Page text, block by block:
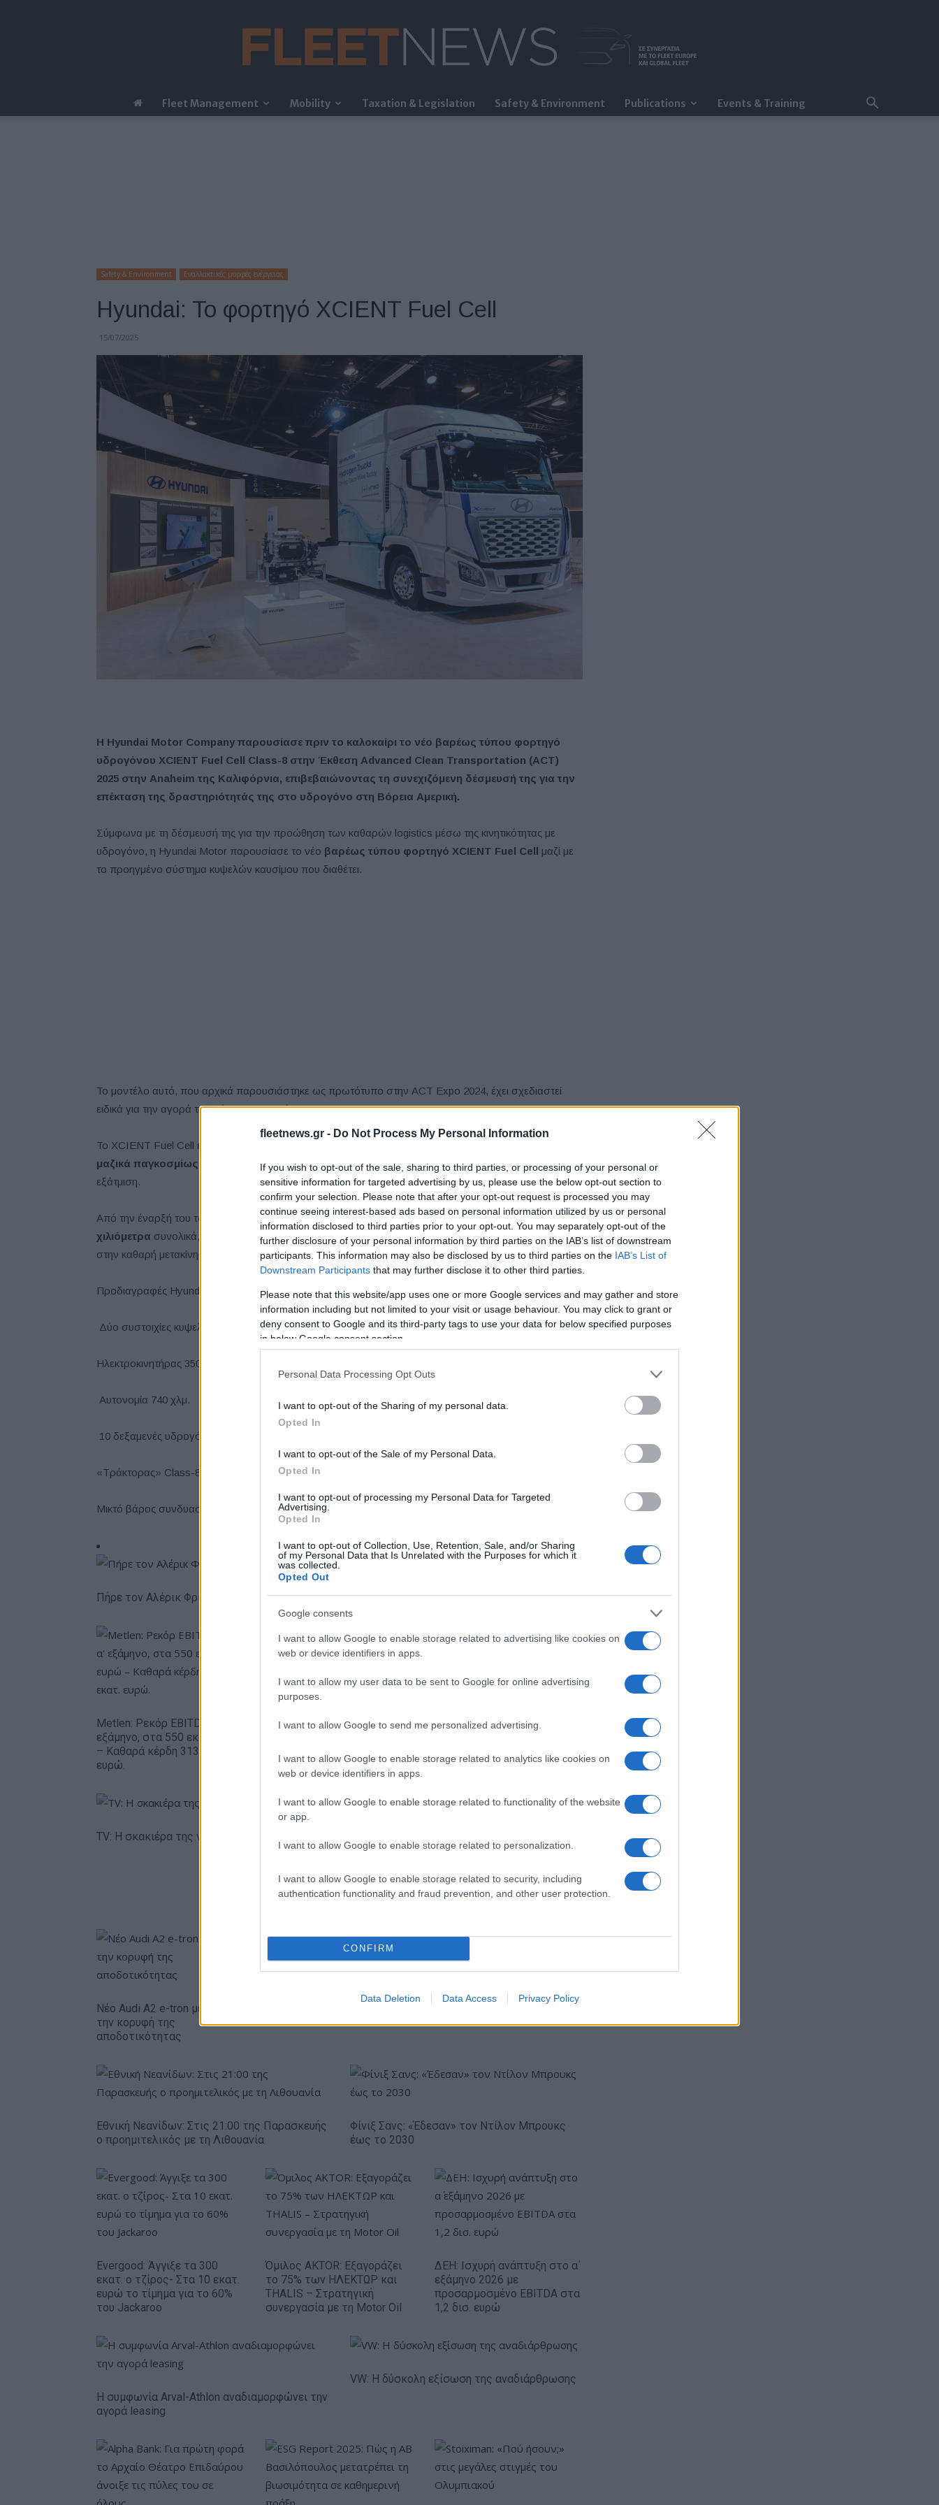
fleetnews.gr - Do Not Process My Personal Information
If you wish to opt-out of the sale, sharing to third parties, or processing of your personal or
sensitive information for targeted advertising by us, please use the below opt-out section to
confirm your selection. Please note that after your opt-out request is processed you may
continue seeing interest-based ads based on personal information utilized by us or personal
information disclosed to third parties prior to your opt-out. You may separately opt-out of the
further disclosure of your personal information by third parties on the IAB’s list of downstream
participants. This information may also be disclosed by us to third parties on the IAB’s List of
Downstream Participants that may further disclose it to other third parties.
Please note that this website/app uses one or more Google services and may gather and store
information including but not limited to your visit or usage behaviour. You may click to grant or
deny consent to Google and its third-party tags to use your data for below specified purposes
in below Google consent section.
Personal Data Processing Opt Outs
I want to opt-out of the Sharing of my personal data.
Opted In
I want to opt-out of the Sale of my Personal Data.
Opted In
I want to opt-out of processing my Personal Data for Targeted
Advertising.
Opted In
I want to opt-out of Collection, Use, Retention, Sale, and/or Sharing
of my Personal Data that Is Unrelated with the Purposes for which it
was collected.
Opted Out
Google consents
I want to allow Google to enable storage related to advertising like cookies on
web or device identifiers in apps.
I want to allow my user data to be sent to Google for online advertising
purposes.
I want to allow Google to send me personalized advertising.
I want to allow Google to enable storage related to analytics like cookies on
web or device identifiers in apps.
I want to allow Google to enable storage related to functionality of the website
or app.
I want to allow Google to enable storage related to personalization.
I want to allow Google to enable storage related to security, including
authentication functionality and fraud prevention, and other user protection.
CONFIRM
Data Deletion Data Access Privacy Policy
FleetNews
Fleet Management Mobility Taxation & Legislation Safety & Environment Publications Events & Training
Safety & Environment Εναλλακτικές μορφές ενέργειας
Hyundai: To φορτηγό XCIENT Fuel Cell
15/07/2025
Η Hyundai Motor Company παρουσίασε πριν το καλοκαίρι το νέο βαρέως τύπου φορτηγό
υδρογόνου XCIENT Fuel Cell Class-8 στην Έκθεση Advanced Clean Transportation (ACT)
2025 στην Anaheim της Καλιφόρνια, επιβεβαιώνοντας τη συνεχιζόμενη δέσμευσή της για την
επέκταση της δραστηριότητάς της στο υδρογόνο στη Βόρεια Αμερική.
Σύμφωνα με τη δέσμευσή της για την προώθηση των καθαρών logistics μέσω της κινητικότητας με
υδρογόνο, η Hyundai Motor παρουσίασε το νέο βαρέως τύπου φορτηγό XCIENT Fuel Cell μαζί με
το προηγμένο σύστημα κυψελών καυσίμου που διαθέτει.
Το μοντέλο αυτό, που αρχικά παρουσιάστηκε ως πρωτότυπο στην ACT Expo 2024, έχει σχεδιαστεί
ειδικά για την αγορά της Βόρειας Αμερικής.
Το XCIENT Fuel Cell είναι
μαζικά παγκοσμίως
, προωθώντας τη μεταφορά εμπορευμάτων χωρίς εκπομπές ρύπων από την
εξάτμιση.
Από την έναρξή του το 2020, έχει αναπτυχθεί σε13 χώρες, διανύονταςπάνω από 13 εκατομμύρια
χιλιόμετρα συνολικά, κυρίως στην Ελβετία, όπου ξεκίνησε, δείχνοντας την αφοσίωση της Hyundai
στην καθαρή μετακίνηση μέσω δημόσιων-ιδιωτικών συνεργασιών.
Προδιαγραφές Hyundai XCIENT Fuel Cell:
 Δύο συστοιχίες κυψελών υδρογόνου (2Χ90 kW), ισχύς συστήματος 180 kW Μπαταρία 72 kWh
Ηλεκτροκινητήρας 350 kW, με ροπή 2.237 Nm
 Αυτονομία 740 χλμ.
 10 δεξαμενές υδρογόνου (περίπου 68 kg)
«Τράκτορας» Class-8 για τη Βόρεια Αμερική
Μικτό βάρος συνδυασμού έως 15,4 τόνοι.
Πήρε τον Αλέρικ Φρίμαν ο Βίκος Ιωαννίνων Στους Ντένβερ Νάγκετς ο Λόνι Γουόκερ
Metlen: Ρεκόρ EBITDA στο α'
εξάμηνο, στα 550 εκατ. ευρώ
– Καθαρά κέρδη 313 εκατ.
ευρώ.
HELLENiQ ENERGY: Κέρδη
ευρώ τα EBITDA
Viohalco: Αυξημένος κατά
εκατ. ευρώ τα EBITDA
TV: Η σκακιέρα της νέας σεζόν
IAB Hellas: Νέα Διοικούσα Επιτροπή και νέο
Διοικητικό Συμβούλιο - Πρόεδρος ο Γαληνός
Γιαγλής
Νέο Audi A2 e-tron με στόχο
την κορυφή της
αποδοτικότητας
δολάρια στην KG Mobility
Το FIAT 500 Hybrid τώρα από
18.990 ευρώ
Εθνική Νεανίδων: Στις 21:00 της Παρασκευής
ο προημιτελικός με τη Λιθουανία
Φίνιξ Σανς: «Έδεσαν» τον Ντίλον Μπρουκς
έως το 2030
Evergood: Άγγιξε τα 300
εκατ. ο τζίρος- Στα 10 εκατ.
ευρώ το τίμημα για το 60%
του Jackaroo
Όμιλος AKTOR: Εξαγοράζει
το 75% των ΗΛΕΚΤΩΡ και
THALIS – Στρατηγική
συνεργασία με τη Motor Oil
ΔΕΗ: Ισχυρή ανάπτυξη στο α΄
εξάμηνο 2026 με
προσαρμοσμένο EBITDA στα
1,2 δισ. ευρώ
Η συμφωνία Arval-Athlon αναδιαμορφώνει την
αγορά leasing
VW: Η δύσκολη εξίσωση της αναδιάρθρωσης